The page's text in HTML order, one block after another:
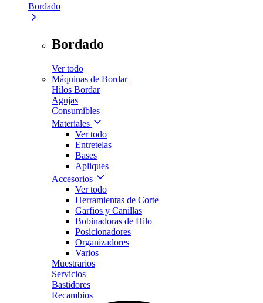
Bordado
Bordado
Ver todo
Máquinas de Bordar
Hilos Bordar
Agujas
Consumibles
Materiales
Ver todo
Entretelas
Bases
Apliques
Accesorios
Ver todo
Herramientas de Corte
Garfios y Canillas
Bobinadoras de Hilo
Posicionadores
Organizadores
Varios
Muestrarios
Servicios
Bastidores
Recambios